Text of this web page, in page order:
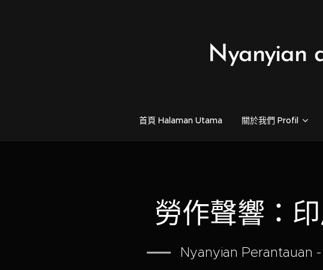
Nyanyian
首頁 Halaman Utama 關於我們 Profil
勞作聲響：
Nyanyian Perantauan